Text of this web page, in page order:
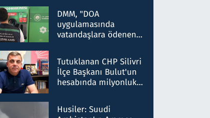
DMM, "DOA
uygulamasında
vatandaşlara ödenen
düşürüldüğü" iddiasını
yalanladı
Tutuklanan CHP Silivri
İlçe Başkanı Bulut'un
hesabında milyonluk
talimat verdi, ben
gönderdim
Husiler: Suudi